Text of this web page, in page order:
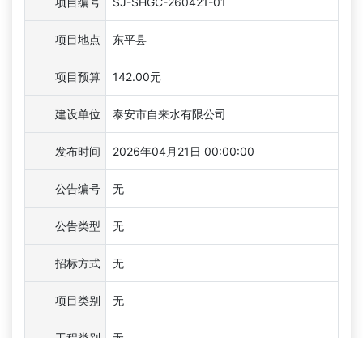
项目地点 东平县
项目预算 142.00元
建设单位 泰安市自来水有限公司
发布时间 2026年04月21日 00:00:00
公告编号 无
公告类型 无
招标方式 无
项目类别 无